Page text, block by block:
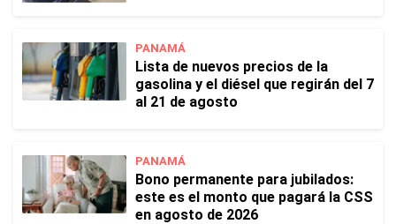
PANAMÁ
Lista de nuevos precios de la
gasolina y el diésel que regirán del 7
al 21 de agosto
PANAMÁ
Bono permanente para jubilados:
este es el monto que pagará la CSS
en agosto de 2026